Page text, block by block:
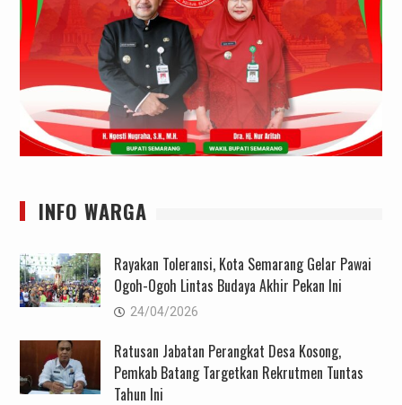
INFO WARGA
Rayakan Toleransi, Kota Semarang Gelar Pawai
Ogoh-Ogoh Lintas Budaya Akhir Pekan Ini
24/04/2026
Ratusan Jabatan Perangkat Desa Kosong,
Pemkab Batang Targetkan Rekrutmen Tuntas
Tahun Ini